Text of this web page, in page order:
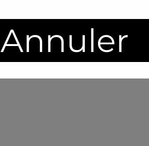
Annuler